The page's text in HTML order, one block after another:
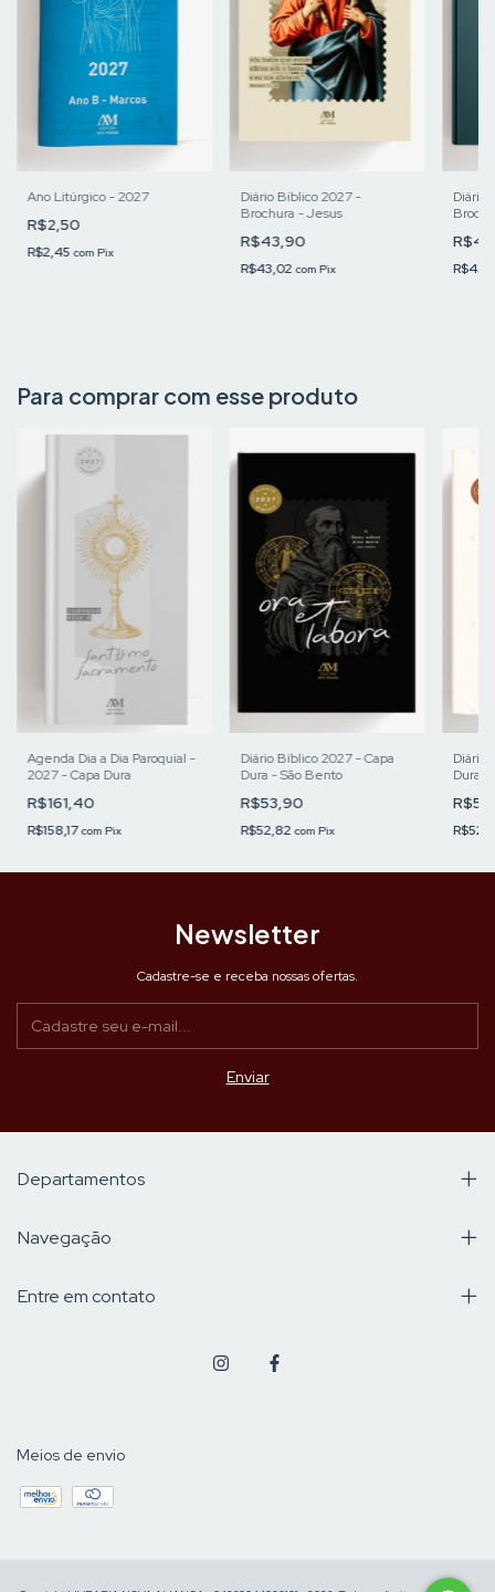
Ano Litúrgico - 2027
R$2,50
R$2,45com Pix
Diário Bíblico 2027 -
Brochura - Jesus
R$43,90
R$43,02com Pix
Diário
Para comprar com esse produto
Agenda Dia a Dia Paroquial -
2027 - Capa Dura
R$161,40
R$158,17com Pix
Diário Bíblico 2027 - Capa
Dura - São Bento
R$53,90
R$52,82com Pix
Diário
Dura -
Newsletter
Cadastre-se e receba nossas ofertas.
Departamentos
Navegação
Entre em contato
Meios de envio